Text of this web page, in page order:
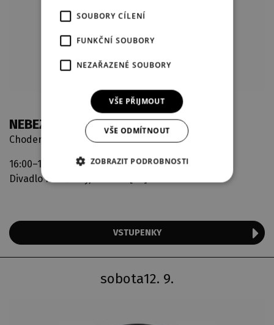
NEBEZPEČNÉ ZNÁMOSTI
Choderlos de Laclos / Jakub Čermák
16:00–18:25
Velké divadlo
Divadlo F. X. Šaldy, Liberec [CZ]
VSTUPENKY
12. 9.
sobota
SOUBORY CÍLENÍ
FUNKČNÍ SOUBORY
NEZAŘAZENÉ SOUBORY
VŠE PŘIJMOUT
VŠE ODMÍTNOUT
ZOBRAZIT PODROBNOSTI